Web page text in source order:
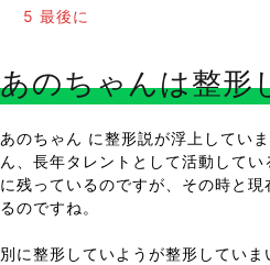
5 最後に
あのちゃんは整形
あのちゃん に整形説が浮上してい
ん、長年タレントとして活動して
に残っているのですが、その時と
るのですね。
別に整形していようが整形してい